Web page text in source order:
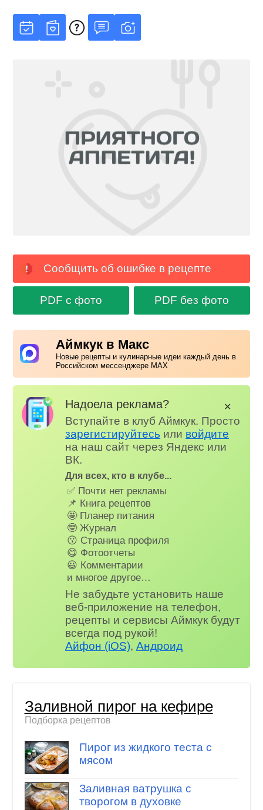
Сообщить об ошибке в рецепте
PDF с фото PDF без фото
Аймкук в Макс
Новые рецепты и кулинарные идеи каждый день в
Российском мессенджере MAX
Надоела реклама?
Вступайте в клуб Аймкук. Просто
зарегистируйтесь или войдите
на наш сайт через Яндекс или
ВК.
Для всех, кто в клубе...
✅ Почти нет рекламы
📌 Книга рецептов
🤩 Планер питания
🤓 Журнал
😗 Страница профиля
😋 Фотоотчеты
😃 Комментарии
и многое другое…
Не забудьте установить наше
веб-приложение на телефон,
рецепты и сервисы Аймкук будут
всегда под рукой!
Айфон (iOS),Андроид
✕
Заливной пирог на кефире
Подборка рецептов
Пирог из жидкого теста с
мясом
Заливная ватрушка с
творогом в духовке